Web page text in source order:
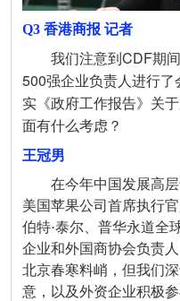
Q3 香港商报 记者
我们注意到CDF期
500强企业负责人进行
实《政府工作报告》关
面有什么考虑？
王冠男
在今年中国发展高
美国苹果公司首席执行
伯特·泰尔、普华永道全
企业和外国商协会负责
北京春寒料峭，但我们
意，以及外资企业积极